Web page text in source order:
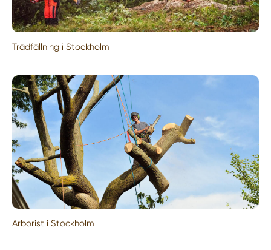
Trädfällning i Stockholm
Arborist i Stockholm